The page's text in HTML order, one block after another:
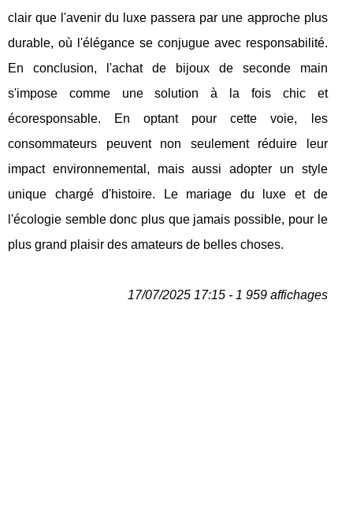
clair que l'avenir du luxe passera par une approche plus
durable, où l'élégance se conjugue avec responsabilité.
En conclusion, l'achat de bijoux de seconde main
s'impose comme une solution à la fois chic et
écoresponsable. En optant pour cette voie, les
consommateurs peuvent non seulement réduire leur
impact environnemental, mais aussi adopter un style
unique chargé d'histoire. Le mariage du luxe et de
l'écologie semble donc plus que jamais possible, pour le
plus grand plaisir des amateurs de belles choses.
17/07/2025 17:15 - 1 959 affichages